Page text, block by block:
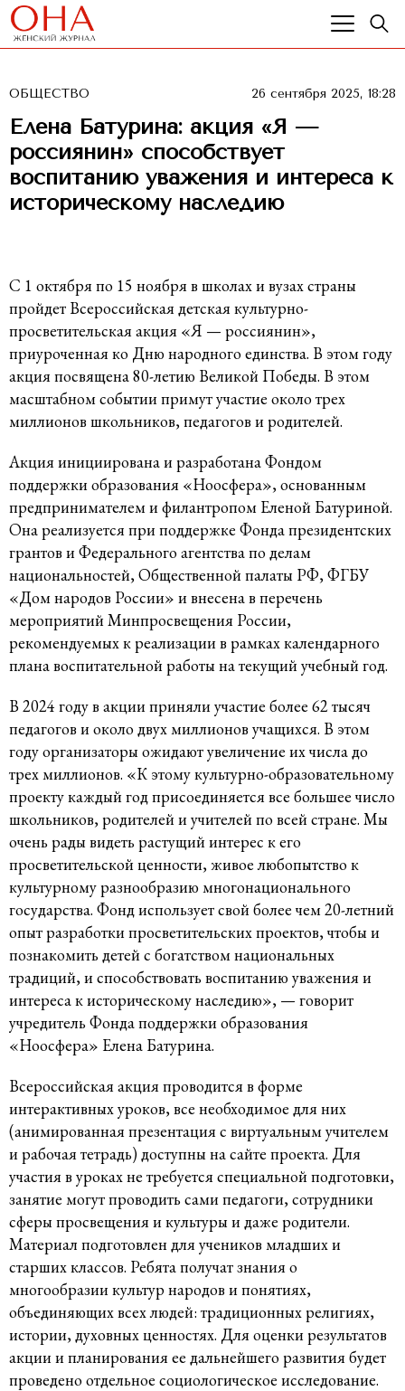
ОБЩЕСТВО 26 сентября 2025, 18:28
Елена Батурина: акция «Я —
россиянин» способствует
воспитанию уважения и интереса к
историческому наследию
С 1 октября по 15 ноября в школах и вузах страны
пройдет Всероссийская детская культурно-
просветительская акция «Я — россиянин»,
приуроченная ко Дню народного единства. В этом году
акция посвящена 80-летию Великой Победы. В этом
масштабном событии примут участие около трех
миллионов школьников, педагогов и родителей.
Акция инициирована и разработана Фондом
поддержки образования «Ноосфера», основанным
предпринимателем и филантропом Еленой Батуриной.
Она реализуется при поддержке Фонда президентских
грантов и Федерального агентства по делам
национальностей, Общественной палаты РФ, ФГБУ
«Дом народов России» и внесена в перечень
мероприятий Минпросвещения России,
рекомендуемых к реализации в рамках календарного
плана воспитательной работы на текущий учебный год.
В 2024 году в акции приняли участие более 62 тысяч
педагогов и около двух миллионов учащихся. В этом
году организаторы ожидают увеличение их числа до
трех миллионов. «К этому культурно-образовательному
проекту каждый год присоединяется все большее число
школьников, родителей и учителей по всей стране. Мы
очень рады видеть растущий интерес к его
просветительской ценности, живое любопытство к
культурному разнообразию многонационального
государства. Фонд использует свой более чем 20-летний
опыт разработки просветительских проектов, чтобы и
познакомить детей с богатством национальных
традиций, и способствовать воспитанию уважения и
интереса к историческому наследию», — говорит
учредитель Фонда поддержки образования
«Ноосфера» Елена Батурина.
Всероссийская акция проводится в форме
интерактивных уроков, все необходимое для них
(анимированная презентация с виртуальным учителем
и рабочая тетрадь) доступны на сайте проекта. Для
участия в уроках не требуется специальной подготовки,
занятие могут проводить сами педагоги, сотрудники
сферы просвещения и культуры и даже родители.
Материал подготовлен для учеников младших и
старших классов. Ребята получат знания о
многообразии культур народов и понятиях,
объединяющих всех людей: традиционных религиях,
истории, духовных ценностях. Для оценки результатов
акции и планирования ее дальнейшего развития будет
проведено отдельное социологическое исследование.